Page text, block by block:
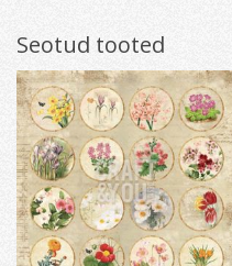
Seotud tooted